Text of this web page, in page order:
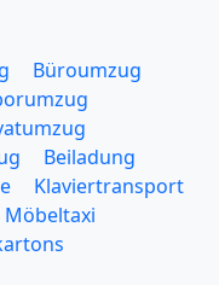
Büroumzug
Beiladung
Klaviertransport
Möbeltaxi